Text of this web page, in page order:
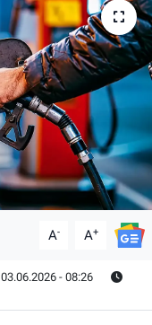
A- A+
03.06.2026 - 08:26